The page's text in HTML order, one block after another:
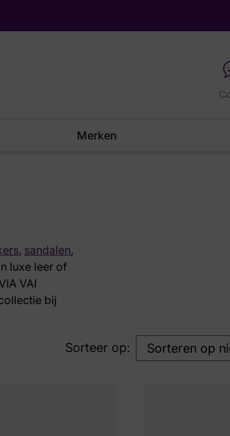
Merken
, sandalen,
luxe leer of
VAI
bij
Sorteer op: